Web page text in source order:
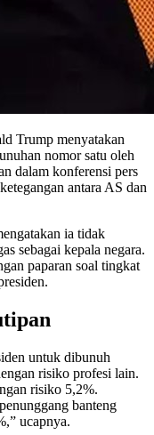
Trump menyatakan
nomor satu oleh
dalam konferensi pers
antara AS dan
ia tidak
sebagai kepala negara.
paparan soal tingkat
untuk dibunuh
risiko profesi lain.
risiko 5,2%.
banteng
ucapnya.